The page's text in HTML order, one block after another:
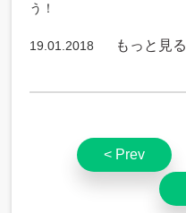
う！
19.01.2018 もっと見る
< Prev